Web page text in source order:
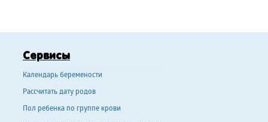
Сервисы
Календарь беремености
Рассчитать дату родов
Пол ребенка по группе крови